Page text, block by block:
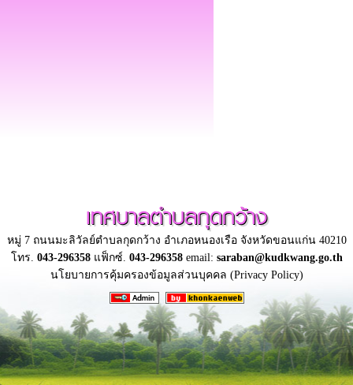
เทศบาลตำบลกุดกว้าง
หมู่ 7 ถนนมะลิวัลย์ตำบลกุดกว้าง อำเภอหนองเรือ จังหวัดขอนแก่น 40210
โทร. 043-296358แฟ็กซ์. 043-296358email: saraban@kudkwang.go.th
นโยบายการคุ้มครองข้อมูลส่วนบุคคล (Privacy Policy)